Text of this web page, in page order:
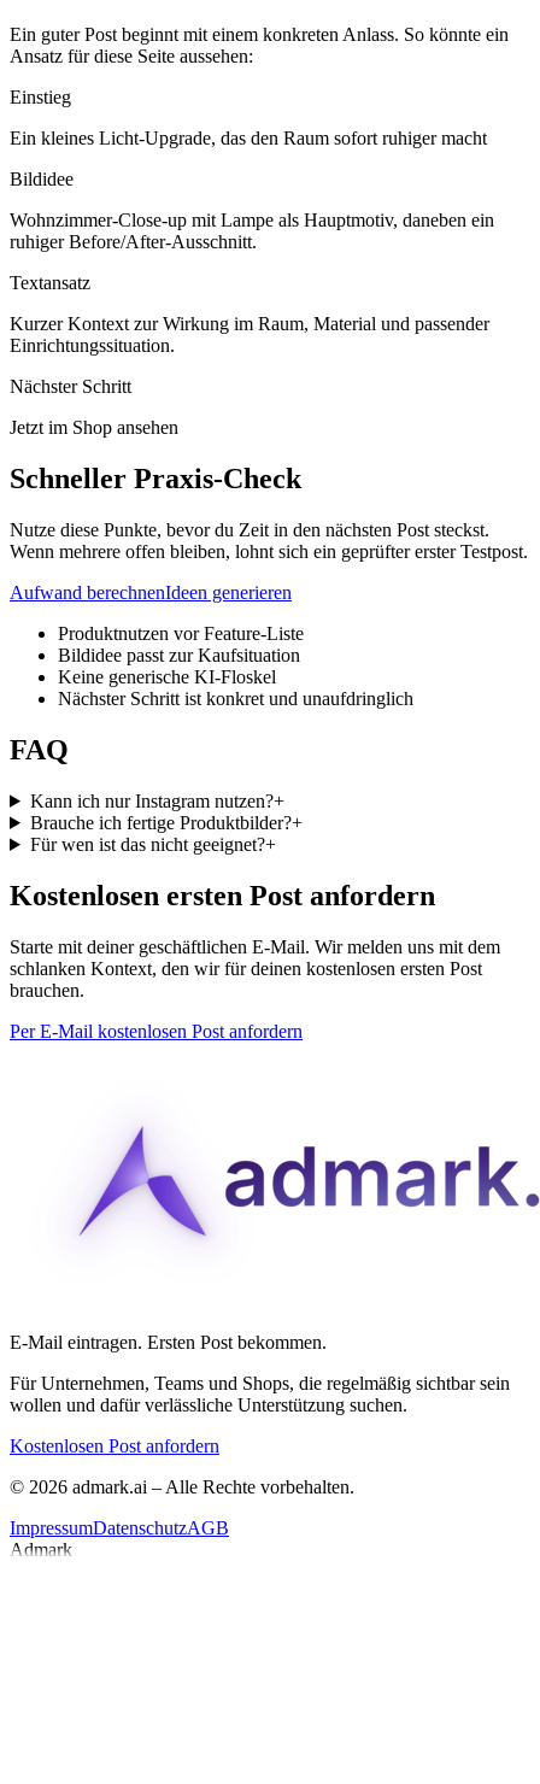
Ein guter Post beginnt mit einem konkreten Anlass. So könnte ein
Ansatz für diese Seite aussehen:
Einstieg
Ein kleines Licht-Upgrade, das den Raum sofort ruhiger macht
Bildidee
Wohnzimmer-Close-up mit Lampe als Hauptmotiv, daneben ein
ruhiger Before/After-Ausschnitt.
Textansatz
Kurzer Kontext zur Wirkung im Raum, Material und passender
Einrichtungssituation.
Nächster Schritt
Jetzt im Shop ansehen
Schneller Praxis-Check
Nutze diese Punkte, bevor du Zeit in den nächsten Post steckst.
Wenn mehrere offen bleiben, lohnt sich ein geprüfter erster Testpost.
Aufwand berechnenIdeen generieren
Produktnutzen vor Feature-Liste
Bildidee passt zur Kaufsituation
Keine generische KI-Floskel
Nächster Schritt ist konkret und unaufdringlich
FAQ
Kann ich nur Instagram nutzen?+
Brauche ich fertige Produktbilder?+
Für wen ist das nicht geeignet?+
Kostenlosen ersten Post anfordern
Starte mit deiner geschäftlichen E-Mail. Wir melden uns mit dem
schlanken Kontext, den wir für deinen kostenlosen ersten Post
brauchen.
Per E-Mail kostenlosen Post anfordern
E-Mail eintragen. Ersten Post bekommen.
Für Unternehmen, Teams und Shops, die regelmäßig sichtbar sein
wollen und dafür verlässliche Unterstützung suchen.
Kostenlosen Post anfordern
© 2026 admark.ai – Alle Rechte vorbehalten.
ImpressumDatenschutzAGB
Admark